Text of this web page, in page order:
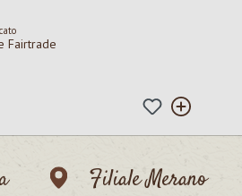
Fairtrade
Filiale Merano